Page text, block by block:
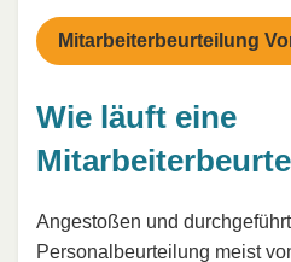
Mitarbeiterbeurteilung
Wie läuft eine
Angestoßen und
Personalbeurteilung meist